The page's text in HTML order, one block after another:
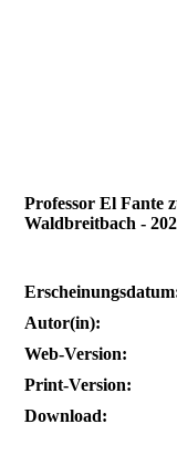
Professor El Fante
Waldbreitbach -
Autor(in):
Web-Version:
Print-Version:
Download: